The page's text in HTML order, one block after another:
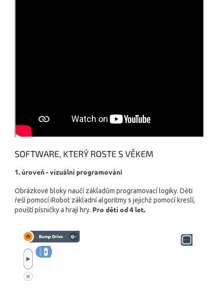
SOFTWARE, KTERÝ ROSTE S VĚKEM
1. úroveň - vizuální programování
Obrázkové bloky naučí základům programovací logiky. Děti
řeší pomocí iRobot základní algoritmy s jejichž pomocí kreslí,
pouští písničky a hrají hry. Pro děti od 4 let.